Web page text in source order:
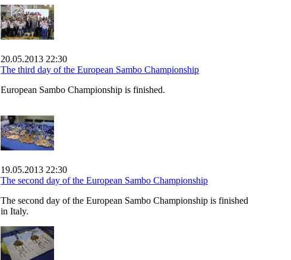
20.05.2013 22:30
The third day of the European Sambo Championship
European Sambo Championship is finished.
19.05.2013 22:30
The second day of the European Sambo Championship
The second day of the European Sambo Championship is finished
in Italy.